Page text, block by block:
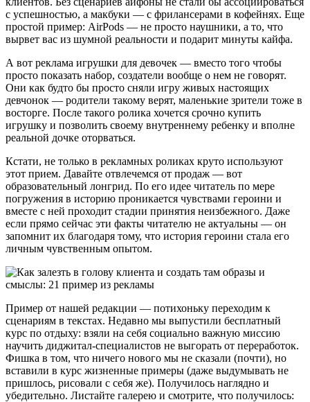
с успешностью, а макбуки — с фрилансерами в кофейнях. Еще
простой пример: AirPods — не просто наушники, а то, что
вырвет вас из шумной реальности и подарит минуты кайфа.
А вот реклама игрушки для девочек — вместо того чтобы
просто показать набор, создатели вообще о нем не говорят.
Они как будто бы просто сняли игру живых настоящих
девчонок — родители такому верят, маленькие зрители тоже в
восторге. После такого ролика хочется срочно купить
игрушку и позволить своему внутреннему ребенку и вполне
реальной дочке оторваться.
Кстати, не только в рекламных роликах круто используют
этот прием. Давайте отвлечемся от продаж — вот
образовательный лонгрид. По его идее читатель по мере
погружения в историю проникается чувствами героини и
вместе с ней проходит стадии принятия неизбежного. Даже
если прямо сейчас эти факты читателю не актуальны — он
запомнит их благодаря тому, что история героини стала его
личным чувственным опытом.
Пример от нашей редакции — потихоньку переходим к
сценариям в текстах. Недавно мы выпустили бесплатный
курс по отдыху: взяли на себя социально важную миссию
научить диджитал-специалистов не выгорать от переработок.
Фишка в том, что ничего нового мы не сказали (почти), но
вставили в курс жизненные примеры (даже выдумывать не
пришлось, рисовали с себя же). Получилось наглядно и
убедительно. Листайте галерею и смотрите, что получилось: